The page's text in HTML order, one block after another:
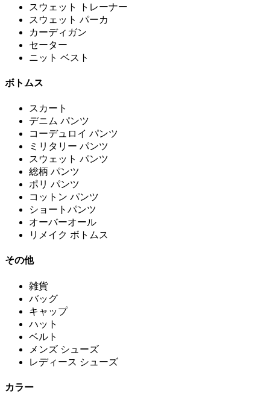
スウェット トレーナー
スウェット パーカ
カーディガン
セーター
ニット ベスト
ボトムス
スカート
デニム パンツ
コーデュロイ パンツ
ミリタリー パンツ
スウェット パンツ
総柄 パンツ
ポリ パンツ
コットン パンツ
ショートパンツ
オーバーオール
リメイク ボトムス
その他
雑貨
バッグ
キャップ
ハット
ベルト
メンズ シューズ
レディース シューズ
カラー